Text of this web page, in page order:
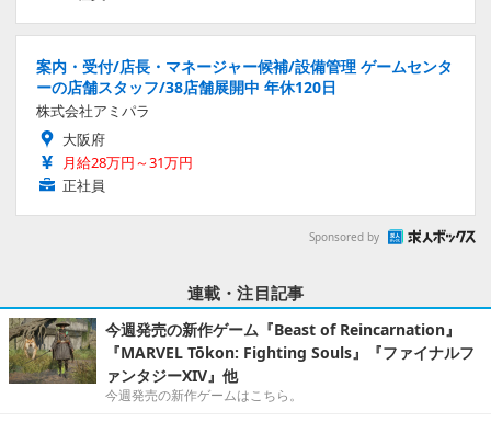
案内・受付/店長・マネージャー候補/設備管理 ゲームセンタ
ーの店舗スタッフ/38店舗展開中 年休120日
株式会社アミパラ
大阪府
月給28万円～31万円
正社員
Sponsored by
連載・注目記事
今週発売の新作ゲーム『Beast of Reincarnation』
『MARVEL Tōkon: Fighting Souls』『ファイナルフ
ァンタジーXIV』他
今週発売の新作ゲームはこちら。